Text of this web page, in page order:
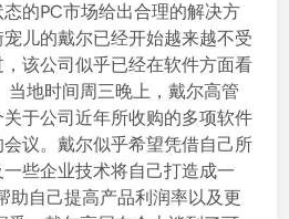
的PC市场给出合理的解决方
儿的戴尔已经开始越来越不受
该公司似乎已经在软件方面看
当地时间周三晚上，戴尔高管
于公司近年所收购的多项软件
议。戴尔似乎希望凭借自己所
些企业技术将自己打造成一
助自己提高产品利润率以及更